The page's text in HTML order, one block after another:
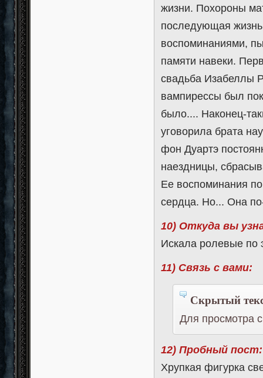
жизни. Похороны
последующая
воспоминаниями,
памяти навеки.
свадьба Изабеллы
вампирессы был
было.... Наконец-
уговорила брата
фон Дуартэ
наездницы,
Ее воспоминания
сердца. Но... Она
10) Откуда вы
Искала ролевые по
11) Связь с вами:
Скрытый
Для просмотра
12) Пробный пост:
Хрупкая фигурка